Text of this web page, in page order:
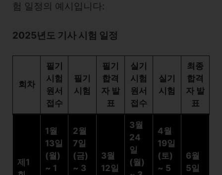
험 일정의 예시입니다:
2025년도 기사 시험 일정
회차
필기
시험
원서
접수
필기
시험
필기
합격
자 발
표
실기
시험
원서
접수
실기
시험
최종
합격
자 발
표
제1
1월
13일
(월)
~ 1
2월
7일
(금)
~ 3
3월
12일
3월
24
일
(월)
4월
19일
(토)
~ 5
6월
5일